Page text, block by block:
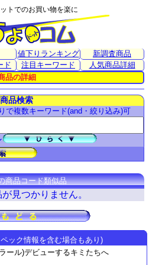
トでのお買い物を楽に
値下りランキング
新調査商品
ド 注目キーワード
人気商品詳細
品の詳細
ック情報を含む場合もあり)
ール)デビューするキミたちへ
商品検索
で複数キーワード(and・絞り込み)可
商品コード類似品
見つかりません。